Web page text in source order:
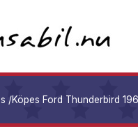
/Köpes Ford Thunderbird